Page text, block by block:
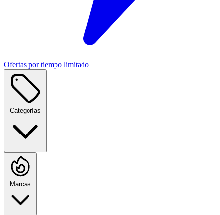
Ofertas por tiempo limitado
Categorías
Marcas